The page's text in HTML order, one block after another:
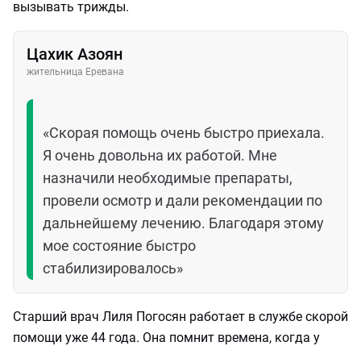
вызывать трижды.
Цахик Азоян
жительница Еревана
«Скорая помощь очень быстро приехала.
Я очень довольна их работой. Мне
назначили необходимые препараты,
провели осмотр и дали рекомендации по
дальнейшему лечению. Благодаря этому
мое состояние быстро
стабилизировалось»
Старший врач Лиля Погосян работает в службе скорой
помощи уже 44 года. Она помнит времена, когда у